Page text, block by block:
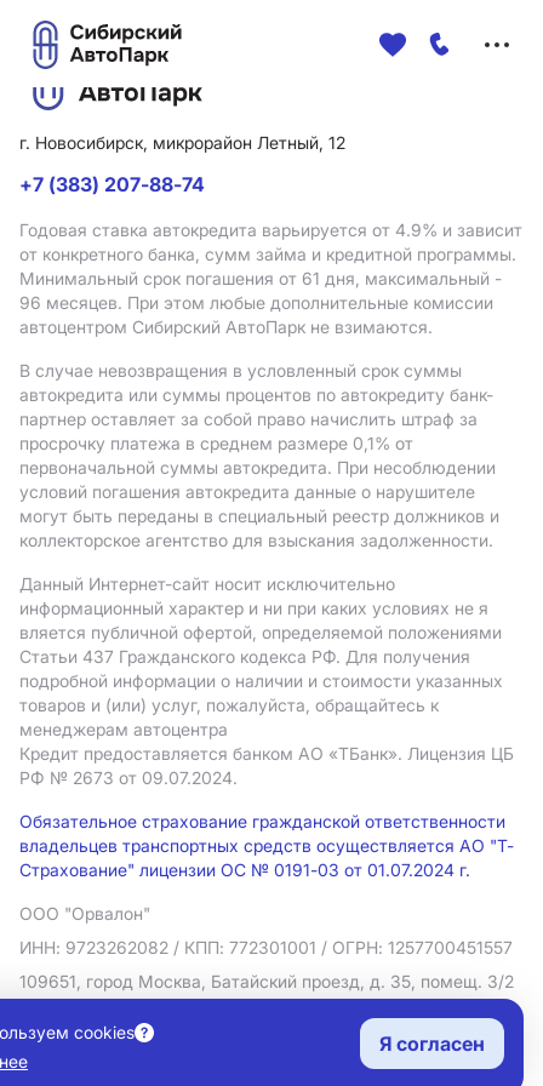
г. Новосибирск, микрорайон Летный, 12
+7 (383) 207-88-74
Годовая ставка автокредита варьируется от 4.9% и зависит
от конкретного банка, сумм займа и кредитной программы.
Минимальный срок погашения от 61 дня, максимальный -
96 месяцев. При этом любые дополнительные комиссии
автоцентром Сибирский АвтоПарк не взимаются.
В случае невозвращения в условленный срок суммы
автокредита или суммы процентов по автокредиту банк-
партнер оставляет за собой право начислить штраф за
просрочку платежа в среднем размере 0,1% от
первоначальной суммы автокредита. При несоблюдении
условий погашения автокредита данные о нарушителе
могут быть переданы в специальный реестр должников и
коллекторское агентство для взыскания задолженности.
Данный Интернет-сайт носит исключительно
информационный характер и ни при каких условиях не я
вляется публичной офертой, определяемой положениями
Статьи 437 Гражданского кодекса РФ. Для получения
подробной информации о наличии и стоимости указанных
товаров и (или) услуг, пожалуйста, обращайтесь к
менеджерам автоцентра
Кредит предоставляется банком АO «ТБанк». Лицензия ЦБ
РФ № 2673 от 09.07.2024.
Обязательное страхование гражданской ответственности
владельцев транспортных средств осуществляется АО "Т-
Страхование" лицензии ОС № 0191-03 от 01.07.2024 г.
ООО "Орвалон"
ИНН: 9723262082 / КПП: 772301001 / ОГРН: 1257700451557
109651, город Москва, Батайский проезд, д. 35, помещ. 3/2
Политика в отношении обработки персональных данных
Согласие на рекламную рассылку
Правовая информация
cookies
Я согласен